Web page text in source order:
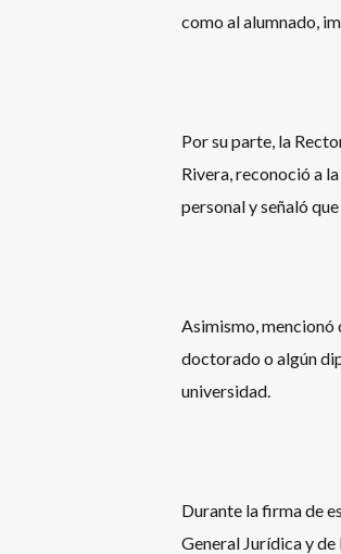
como al alumnado,
Por su parte, la
Rivera, reconoció a
personal y señaló
Asimismo, mencionó
doctorado o algún
universidad.
Durante la firma de
General Jurídica y